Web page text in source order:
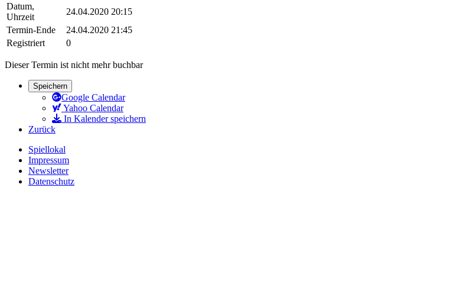
Datum,
Uhrzeit
24.04.2020 20:15
Termin-Ende
24.04.2020 21:45
Registriert
0
Dieser Termin ist nicht mehr buchbar
Speichern
Google Calendar
Yahoo Calendar
In Kalender speichern
Zurück
Spiellokal
Impressum
Newsletter
Datenschutz